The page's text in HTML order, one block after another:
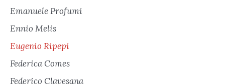
Emanuele Profumi
Ennio Melis
Eugenio Ripepi
Federica Comes
Federico Clavesana